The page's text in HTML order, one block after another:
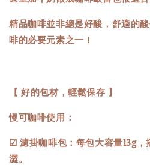
精品咖啡並非總是好酸，舒適的
啡的必要元素之一！
【 好的包材，輕鬆保存 】
慢可咖啡使用：
☑ 濾掛咖啡包：每包大容量13g
澀。